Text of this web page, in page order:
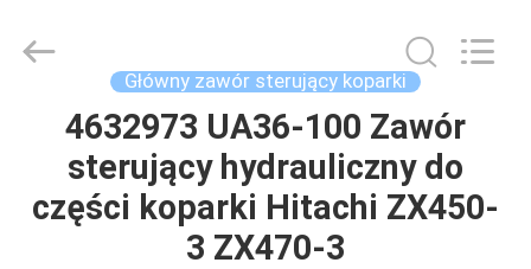
DOM
PRODUKTY
Machinery
Główny zawór sterujący koparki
4632973 UA36-100 Zawór
sterujący hydrauliczny do
części koparki Hitachi ZX450-
3 ZX470-3